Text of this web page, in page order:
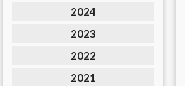
2024
2023
2022
2021